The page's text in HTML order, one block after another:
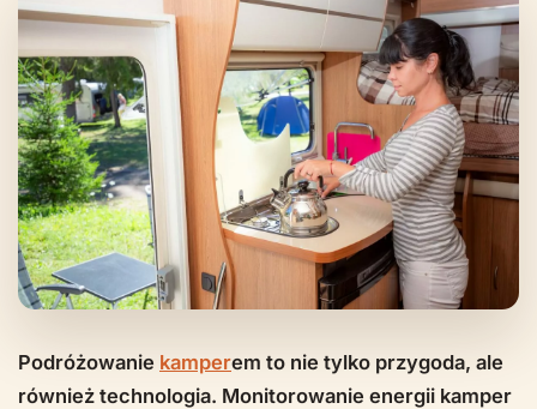
Podróżowanie kamperem to nie tylko przygoda, ale
również technologia. Monitorowanie energii kamper